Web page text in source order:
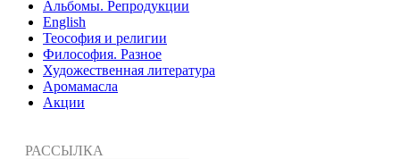
Альбомы. Репродукции
English
Теософия и религии
Философия. Разное
Художественная литература
Аромамасла
Акции
РАССЫЛКА